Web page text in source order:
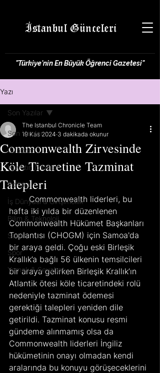
İstanbul Günceleri
"Türkiye'nin En Büyük Öğrenci Gazetesi"
Yazı
Son Yazılar
Gündem
Hayatın İçinden
Politika
İş Dünyası & Girişimcilik
Bilim & Teknoloji
Sanat
Spor
Yemek & Seyahat
Son Yazılar
Commonwealth Zirvesinde
Köle Ticaretine Tazminat
Talepleri
The Istanbul Chronicle Team
19 Kas 2024 3 dakikada okunur
	Commonwealth liderleri, bu
hafta iki yılda bir düzenlenen
Commonwealth Hükümet Başkanları
Toplantısı (CHOGM) için Samoa'da
bir araya geldi. Çoğu eski Birleşik
Krallık’a bağlı 56 ülkenin temsilcileri
bir araya gelirken Birleşik Krallık’ın
Atlantik ötesi köle ticaretindeki rolü
nedeniyle tazminat ödemesi
gerektiği talepleri yeniden dile
getirildi. Tazminat konusu resmi
gündeme alınmamış olsa da
Commonwealth liderleri İngiliz
hükümetinin onayı olmadan kendi
aralarında bu konuyu görüşeceklerini